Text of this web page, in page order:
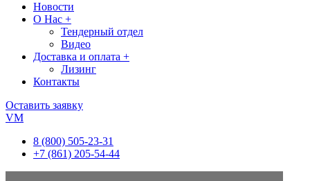
Новости
О Нас +
Тендерный отдел
Видео
Доставка и оплата +
Лизинг
Контакты
Оставить заявку
VM
8 (800) 505-23-31
+7 (861) 205-54-44